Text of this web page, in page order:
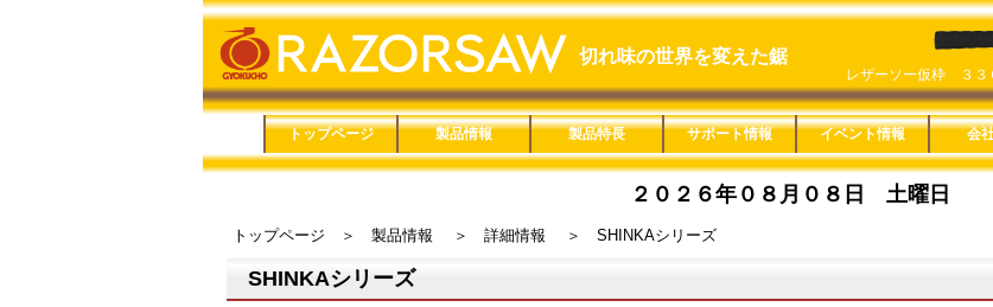
切れ味の世界を変えた鋸
楽なんです 剪定鋏
レザーソー仮枠 ３３
トップページ 製品情報
品番で検索
鋸（のこぎり） 用途分類一覧 木工
竹挽
仮枠
内装
家具
楽器
ＤＩＹ
樹脂
配管
造園
剪定
果樹
林業
園芸
リサイクル
金切
粗大ゴミ
レシプロソー
適用材料一覧 一般木材・集成材
ＭＤＦ
ＰＢ（ＯＳＢ）
薄板合板
コンパネ
丸太
黒檀・紫檀
デッキ材
竹材
生木
デコラ
アクリル
塩ビパイプ
鉄・アルミ
ダンボール・ペットボ
トル
石膏ボード
替刃互換一覧 Ａシリーズ
Ｂシリーズ
Ｃシリーズ
Ｄシリーズ
Ｅシリーズ
Ｆシリーズ
Ｇシリーズ
Ｈシリーズ
Ｊシリーズ
Ｋシリーズ
Ｌシリーズ
Ｍシリーズ
Ｑシリーズ
Ｒシリーズ
Ｓシリーズ
Ｔシリーズ
Ｕシリーズ
Ｖシリーズ
Ｗシリーズ
Ｘシリーズ
その他の製品
刃長サイズ一覧 直柄タイプ １８０㎜
２１０㎜
２４０㎜
２７０㎜
３００㎜
３３０㎜
鞘付きタイプ １５０㎜
２００㎜
２４０㎜
２５０㎜
２７０㎜
３００㎜
３３０㎜
折込タイプ ２００㎜
２１０㎜
２４０㎜
３３０㎜
高枝タイプ ２４０㎜
３００㎜
３６０㎜
カッタータイプ ８０㎜
固定式 １００㎜
１２５㎜
レシプロソー ６０㎜
２００㎜
みきかじや村製品
レシプロソー
鋏（はさみ） 楽なんです剪定鋏
ロープカッター
メンテナンス用品 ヤニピカ
家庭用品 Ｈｏｍｅｏｎｅ
防災用品 救助セット
製品特長
鋸の特長 用途分類特長
本体特長
目立特長
製品詳細
楽なんです剪定鋏
Ｈｏｍｅｏｎｅ Ｃｕｔｏｏｌ
Ｒｅｃｙｃｌｅ
ヤニピカ
サポート情報
製品紹介動画
取扱説明
鋸の製造工程
縦挽きと横挽き
鋸の使い方
鋸の歴史
旧商品適合替刃一覧
カタログ一覧 総合カタログ
単品カタログ
販促ツール 製品ＰＯＰ
替刃ＢＯＸ
イベント情報 会
概要
SDGs
通年採
２０２６年０８月０８日 土曜日
トップページ ＞ 製品情報 ＞ 詳細情報 ＞ SHINKAシリーズ
SHINKAシリーズ